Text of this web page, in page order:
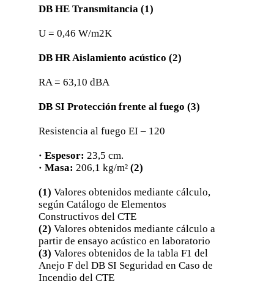
DB HE Transmitancia (1)
U = 0,46 W/m2K
DB HR Aislamiento acústico (2)
RA = 63,10 dBA
DB SI Protección frente al fuego (3)
Resistencia al fuego EI – 120
· Espesor: 23,5 cm.
· Masa: 206,1 kg/m² (2)
(1) Valores obtenidos mediante cálculo,
según Catálogo de Elementos
Constructivos del CTE
(2) Valores obtenidos mediante cálculo a
partir de ensayo acústico en laboratorio
(3) Valores obtenidos de la tabla F1 del
Anejo F del DB SI Seguridad en Caso de
Incendio del CTE